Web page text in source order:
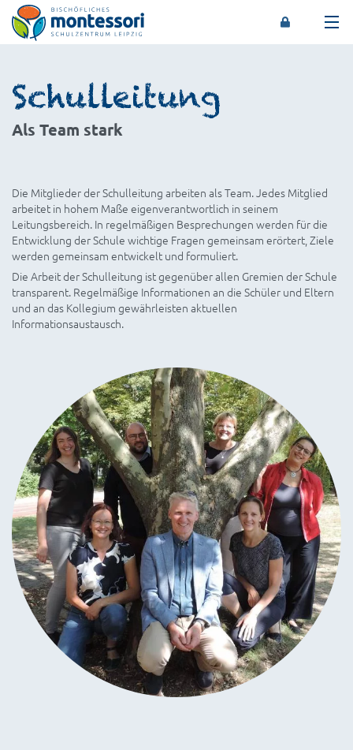
Montessori-Schulzentrum Leipzig
Schulleitung
Als Team stark
Die Mitglieder der Schulleitung arbeiten als Team. Jedes Mitglied
arbeitet in hohem Maße eigenverantwortlich in seinem
Leitungsbereich. In regelmäßigen Besprechungen werden für die
Entwicklung der Schule wichtige Fragen gemeinsam erörtert, Ziele
werden gemeinsam entwickelt und formuliert.
Die Arbeit der Schulleitung ist gegenüber allen Gremien der Schule
transparent. Regelmäßige Informationen an die Schüler und Eltern
und an das Kollegium gewährleisten aktuellen
Informationsaustausch.